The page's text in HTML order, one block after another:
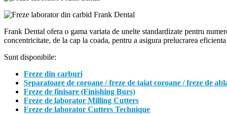
Frank Dental ofera o gama variata de unelte standardizate pentru
concentricitate, de la cap la coada, pentru a asigura prelucrarea
Sunt disponibile:
Freze din carburi
Separatoare de coroane / freze de taiat coroane / freze de
Freze de finisare (Finishing Burs)
Freze de laborator Milling Cutters
Freze de laborator Cutters Technique